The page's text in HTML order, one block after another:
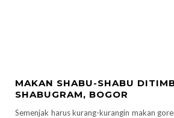
MAKAN SHABU-SHABU
SHABUGRAM, BOGOR
Semenjak harus kurang-kurangin makan